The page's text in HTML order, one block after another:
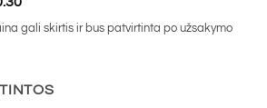
price
is:
gali skirtis ir bus patvirtinta po užsakymo